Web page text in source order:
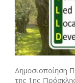
Δημοσιοποίηση
της 1ης